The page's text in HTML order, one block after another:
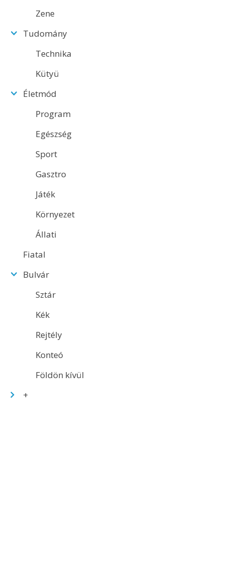
Zene
Tudomány
Technika
Kütyü
Életmód
Program
Egészség
Sport
Gasztro
Játék
Környezet
Állati
Fiatal
Bulvár
Sztár
Kék
Rejtély
Konteó
Földön kívül
+